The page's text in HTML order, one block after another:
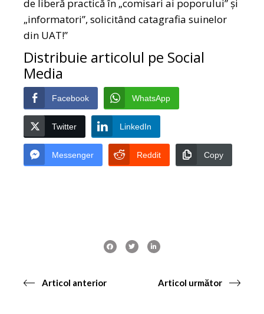
de liberă practică în „comisari ai poporului” și
„informatori”, solicitând catagrafia suinelor
din UAT!”
Distribuie articolul pe Social
Media
Facebook WhatsApp
Twitter LinkedIn
Messenger Reddit Copy
Articol anterior Articol următor